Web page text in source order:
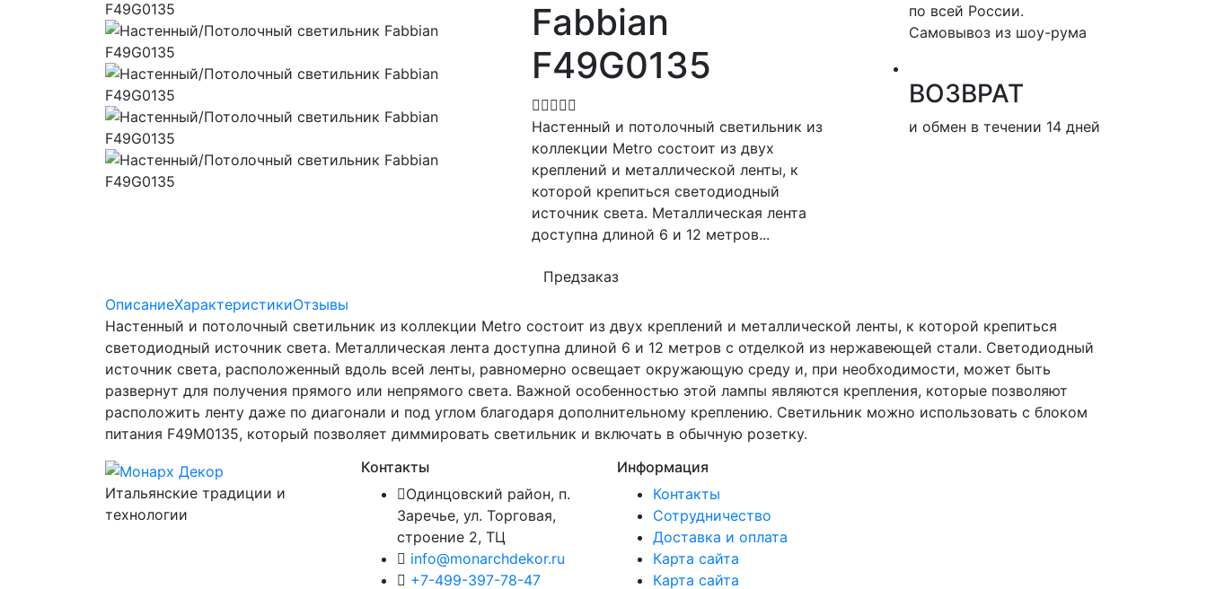
Fabbian
F49G0135
Настенный и потолочный светильник из
коллекции Metro состоит из двух
креплений и металлической ленты, к
которой крепиться светодиодный
источник света. Металлическая лента
доступна длиной 6 и 12 метров...
Предзаказ
по всей России.
Самовывоз из шоу-рума
ВОЗВРАТ
и обмен в течении 14 дней
ОписаниеХарактеристикиОтзывы
Настенный и потолочный светильник из коллекции Metro состоит из двух креплений и металлической ленты, к которой крепиться
светодиодный источник света. Металлическая лента доступна длиной 6 и 12 метров с отделкой из нержавеющей стали. Светодиодный
источник света, расположенный вдоль всей ленты, равномерно освещает окружающую среду и, при необходимости, может быть
развернут для получения прямого или непрямого света. Важной особенностью этой лампы являются крепления, которые позволяют
расположить ленту даже по диагонали и под углом благодаря дополнительному креплению. Светильник можно использовать с блоком
питания F49M0135, который позволяет диммировать светильник и включать в обычную розетку.
Итальянские традиции и
технологии
Контакты
Одинцовский район, п.
Заречье, ул. Торговая,
строение 2, ТЦ
info@monarchdekor.ru
+7-499-397-78-47
Информация
Контакты
Сотрудничество
Доставка и оплата
Карта сайта
Карта сайта